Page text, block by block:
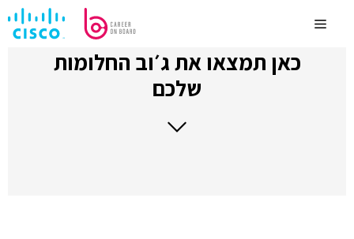
לתוכןMenu
כאן תמצאו את ג׳וב החלומות
שלכם